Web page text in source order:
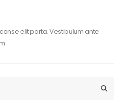
elit porta. Vestibulum ante